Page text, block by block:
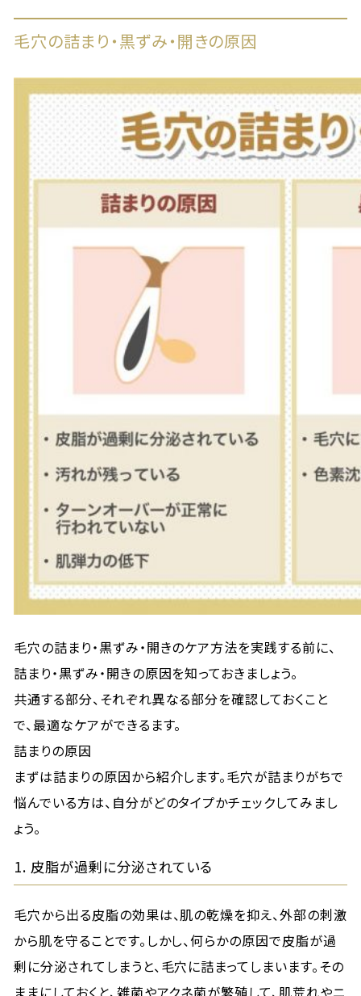
毛穴の詰まり・黒ずみ・開きの原因
毛穴の詰まり・黒ずみ・開きのケア方法を実践する前に、
詰まり・黒ずみ・開きの原因を知っておきましょう。
共通する部分、それぞれ異なる部分を確認しておくこと
で、最適なケアができるます。
詰まりの原因
まずは詰まりの原因から紹介します。毛穴が詰まりがちで
悩んでいる方は、自分がどのタイプかチェックしてみまし
ょう。
1. 皮脂が過剰に分泌されている
毛穴から出る皮脂の効果は、肌の乾燥を抑え、外部の刺激
から肌を守ることです。しかし、何らかの原因で皮脂が過
剰に分泌されてしまうと、毛穴に詰まってしまいます。その
ままにしておくと、雑菌やアクネ菌が繁殖して、肌荒れやニ